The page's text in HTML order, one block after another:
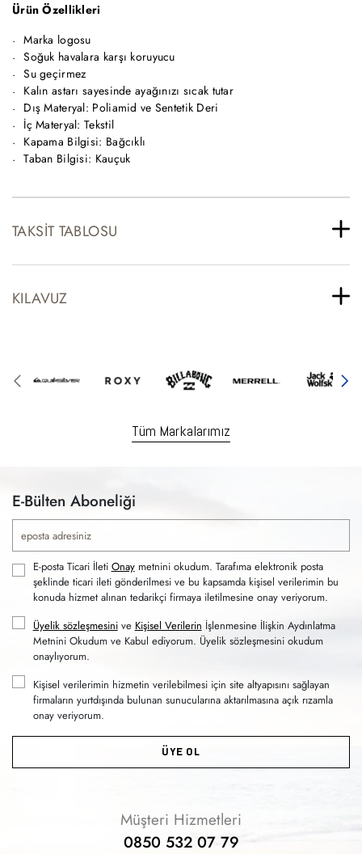
Ürün Özellikleri
Marka logosu
Soğuk havalara karşı koruyucu
Su geçirmez
Kalın astarı sayesinde ayağınızı sıcak tutar
Dış Materyal: Poliamid ve Sentetik Deri
İç Materyal: Tekstil
Kapama Bilgisi: Bağcıklı
Taban Bilgisi: Kauçuk
TAKSIT TABLOSU
KILAVUZ
Tüm Markalarımız
E-Bülten Aboneliği
E-posta Ticari İleti Onaymetnini okudum. Tarafıma elektronik posta
şeklinde ticari ileti gönderilmesi ve bu kapsamda kişisel verilerimin bu
konuda hizmet alınan tedarikçi firmaya iletilmesine onay veriyorum.
Üyelik sözleşmesinive Kişisel Verilerin İşlenmesine İlişkin Aydınlatma
Metnini Okudum ve Kabul ediyorum. Üyelik sözleşmesini okudum
onaylıyorum.
Kişisel verilerimin hizmetin verilebilmesi için site altyapısını sağlayan
firmaların yurtdışında bulunan sunucularına aktarılmasına açık rızamla
onay veriyorum.
ÜYE OL
Müşteri Hizmetleri
0850 532 07 79